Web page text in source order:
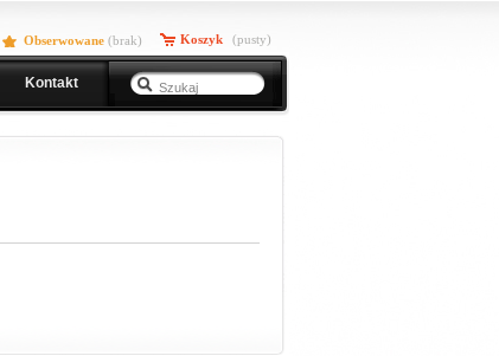
Obserwowane (brak) Koszyk (pusty)
Kontakt